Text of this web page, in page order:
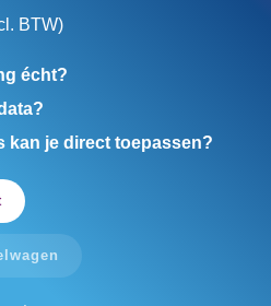
BTW)
écht?
kan je direct toepassen?